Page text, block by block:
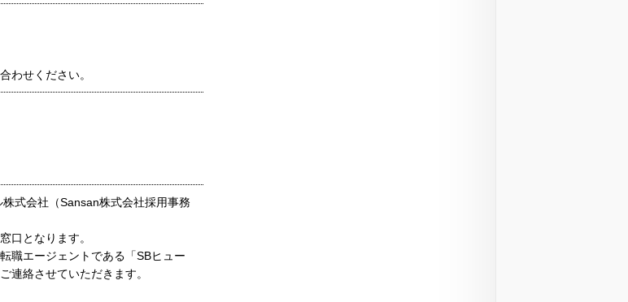
わせください。
式会社（Sansan株式会社採用事務
口となります。
職エージェントである「SBヒュー
連絡させていただきます。